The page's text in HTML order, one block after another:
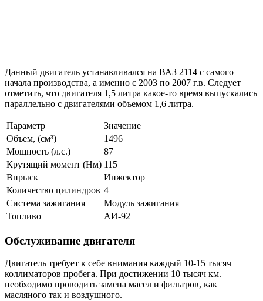
Данный двигатель устанавливался на ВАЗ 2114 с самого
начала производства, а именно с 2003 по 2007 г.в. Следует
отметить, что двигателя 1,5 литра какое-то время выпускались
параллельно с двигателями объемом 1,6 литра.
Параметр
Значение
Объем, (см³)
1496
Мощность (л.с.)
87
Крутящий момент (Нм) 115
Впрыск
Инжектор
Количество цилиндров 4
Система зажигания
Модуль зажигания
Топливо
АИ-92
Обслуживание двигателя
Двигатель требует к себе внимания каждый 10-15 тысяч
коллиматоров пробега. При достижении 10 тысяч км.
необходимо проводить замена масел и фильтров, как
масляного так и воздушного.